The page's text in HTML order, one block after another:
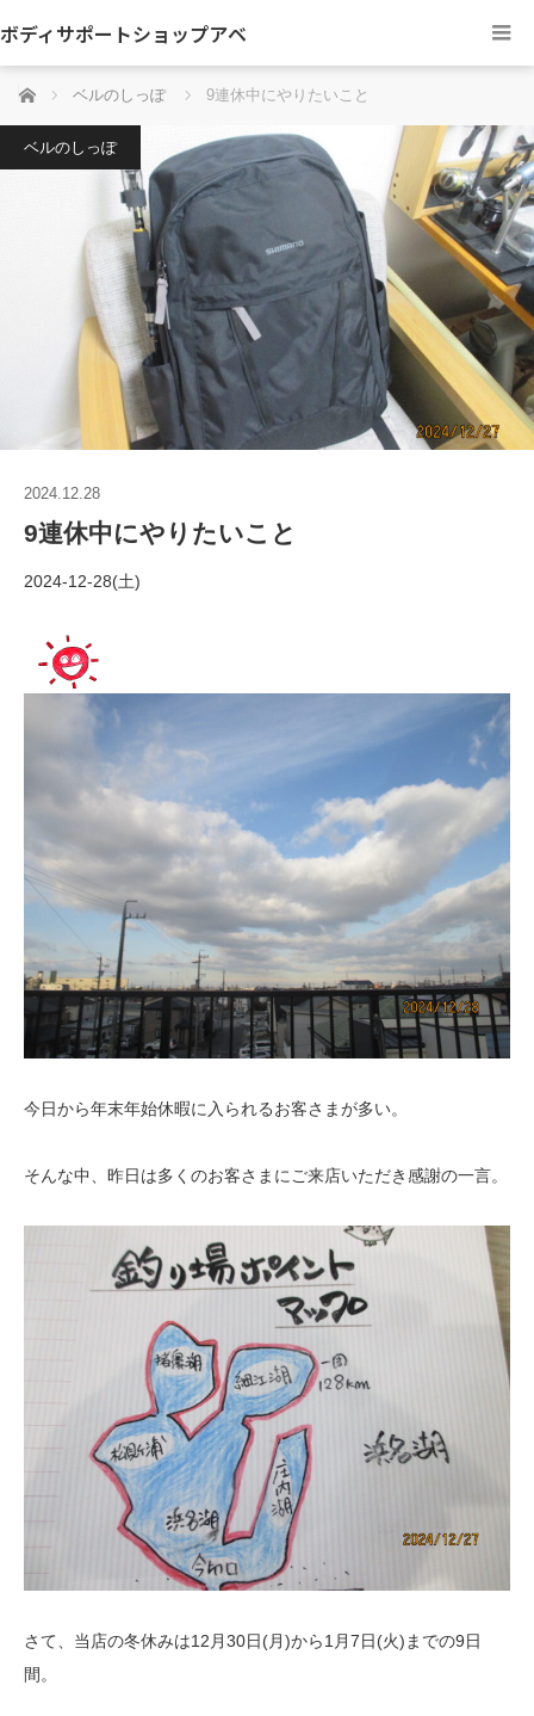
ボディサポートショップアベ
ホーム ベルのしっぽ 9連休中にやりたいこと
ベルのしっぽ
2024.12.28
9連休中にやりたいこと
2024-12-28(土)
今日から年末年始休暇に入られるお客さまが多い。
そんな中、昨日は多くのお客さまにご来店いただき感謝の一言。
さて、当店の冬休みは12月30日(月)から1月7日(火)までの9日
間。